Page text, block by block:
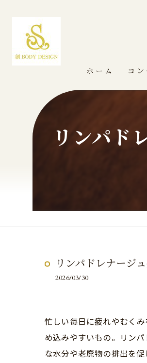
ホーム コ
リンパド
リンパドレナージ
2026/03/30
忙しい毎日に疲れやむく
め込みやすいもの。リン
な水分や老廃物の排出を